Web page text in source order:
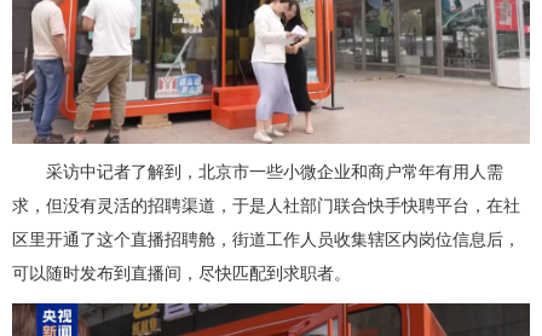
采访中记者了解到，北京市一些小微企业和商户常年有用人需
求，但没有灵活的招聘渠道，于是人社部门联合快手快聘平台，在社
区里开通了这个直播招聘舱，街道工作人员收集辖区内岗位信息后，
可以随时发布到直播间，尽快匹配到求职者。